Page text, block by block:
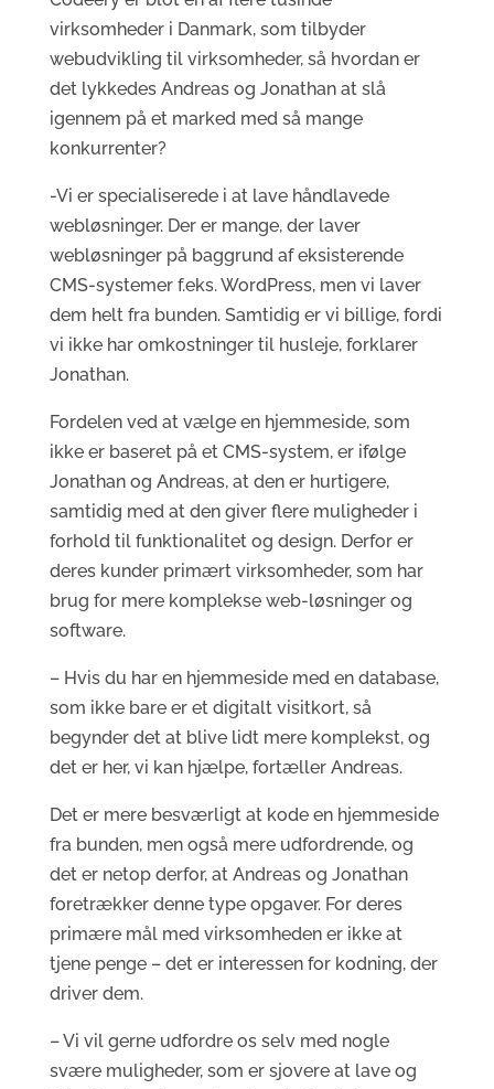
virksomheder i Danmark, som tilbyder
webudvikling til virksomheder, så hvordan er
det lykkedes Andreas og Jonathan at slå
igennem på et marked med så mange
konkurrenter?
-Vi er specialiserede i at lave håndlavede
webløsninger. Der er mange, der laver
webløsninger på baggrund af eksisterende
CMS-systemer f.eks. WordPress, men vi laver
dem helt fra bunden. Samtidig er vi billige, fordi
vi ikke har omkostninger til husleje, forklarer
Jonathan.
Fordelen ved at vælge en hjemmeside, som
ikke er baseret på et CMS-system, er ifølge
Jonathan og Andreas, at den er hurtigere,
samtidig med at den giver flere muligheder i
forhold til funktionalitet og design. Derfor er
deres kunder primært virksomheder, som har
brug for mere komplekse web-løsninger og
software.
– Hvis du har en hjemmeside med en database,
som ikke bare er et digitalt visitkort, så
begynder det at blive lidt mere komplekst, og
det er her, vi kan hjælpe, fortæller Andreas.
Det er mere besværligt at kode en hjemmeside
fra bunden, men også mere udfordrende, og
det er netop derfor, at Andreas og Jonathan
foretrækker denne type opgaver. For deres
primære mål med virksomheden er ikke at
tjene penge – det er interessen for kodning, der
driver dem.
– Vi vil gerne udfordre os selv med nogle
svære muligheder, som er sjovere at lave og